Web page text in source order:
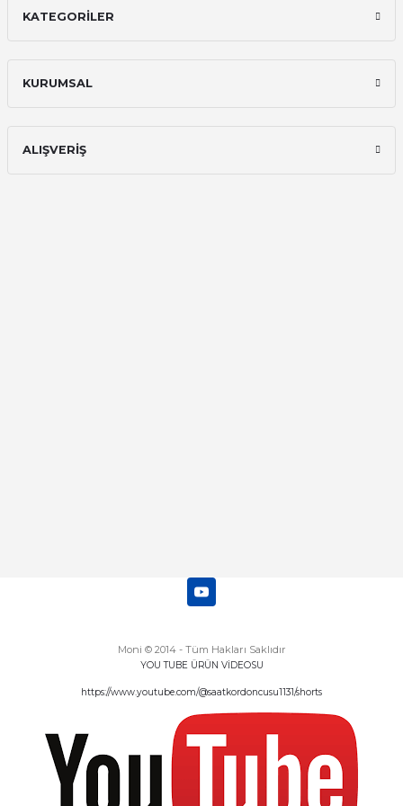
İlk defa alışveriş yaptım ve gayet
KATEGORİLER
KURUMSAL
ALIŞVERİŞ
Moni © 2014 - Tüm Hakları Saklıdır
YOU TUBE ÜRÜN VİDEOSU
https://www.youtube.com/@saatkordoncusu1131/shorts